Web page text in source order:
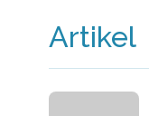
Artikel